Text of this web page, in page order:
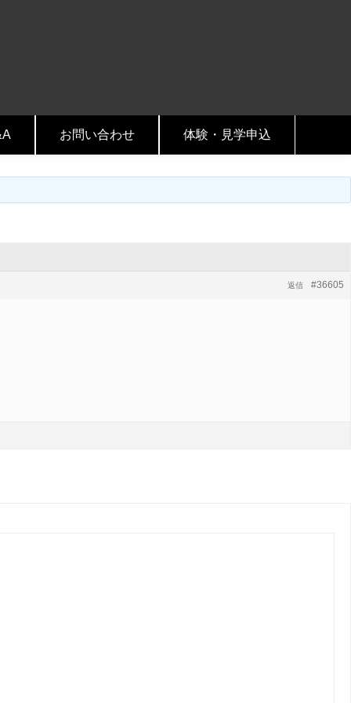
お問い合わせ 体験・見学申込
#36605
返信